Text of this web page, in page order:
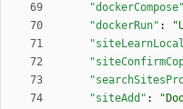
"dockerCompose"
"dockerRun" :
"siteAdd" :